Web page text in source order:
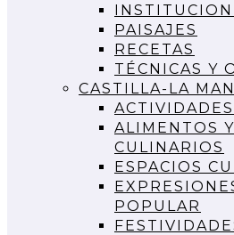
PAISAJES
RECETAS
TÉCNICAS Y
CASTILLA-LA
ALIMENTOS
CULINARIOS
ESPACIOS
POPULAR